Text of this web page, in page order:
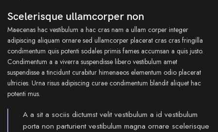
Scelerisque ullamcorper non
Maecenas hac vestibulum a hac cras nam a ullam corper integer
adipiscing aliquam ornare sed ullamcorper placerat cras cras fringilla
condimentum quis potenti sodales primis fames accumsan a quis justo.
Condimentum a a viverra suspendisse libero vestibulum amet
suspendisse a tincidunt curabitur himenaeos elementum odio placerat
ultricies. Urna risus adipiscing curae condimentum blandit aliquet hac
potenti mus.
A a sit a sociis dictumst velit vestibulum a id vestibulum
porta non parturient vestibulum magna ornare scelerisque